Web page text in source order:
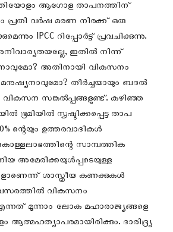
ആഗോള താപനത്തിന്
പ്രതി വർഷ മരണ നിരക്ക് ഒരു
IPCC റിപ്പോർട്ട് പ്രവചിക്കുന്നു.
ഇതിൽ നിന്ന്
അതിനായി വികസനം
മനുഷ്യനാവുമോ? തീർച്ചയായും ബദൽ
വികസന സങ്കൽപ്പങ്ങളുണ്ട്. കഴിഞ്ഞ
ഭൂമിയിൽ സൃഷ്ടിക്കപ്പെട്ട താപ
ന്റെയും ഉത്തരവാദികൾ
സാമ്പത്തിക
അമേരിക്കയുൾപ്പടെയുള്ള
ശാസ്ത്രീയ കണക്കുകൾ
വികസനം
മൂന്നാം ലോക മഹാരാജ്യങ്ങളെ
ആത്മഹത്യാപരമായിരിക്കും. ദാരിദ്ര്യ